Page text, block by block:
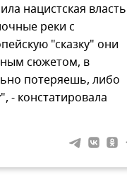
нацистская власть
реки с
"сказку" они
сюжетом, в
потеряешь, либо
- констатировала